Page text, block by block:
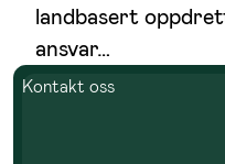
landbasert
ansvar…
Kontakt oss